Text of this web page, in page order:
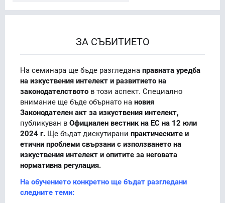
ЗА СЪБИТИЕТО
На семинара ще бъде разгледана правната уредба
на изкуствения интелект и развитието на
законодателството в този аспект. Специално
внимание ще бъде обърнато на новия
Законодателен акт за изкуствения интелект,
публикуван в Официален вестник на ЕС на 12 юли
2024 г. Ще бъдат дискутирани практическите и
етични проблеми свързани с използването на
изкуствения интелект и опитите за неговата
нормативна регулация.
На обучението конкретно ще бъдат разгледани
следните теми: